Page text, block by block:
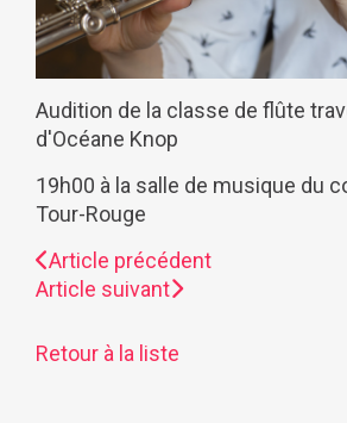
Audition de la classe de flûte
d'Océane Knop
19h00 à la salle de musique du
Tour-Rouge
Article précédent
Article suivant
Retour à la liste